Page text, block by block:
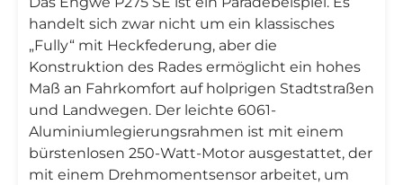
handelt sich zwar nicht um ein klassisches
„Fully“ mit Heckfederung, aber die
Konstruktion des Rades ermöglicht ein hohes
Maß an Fahrkomfort auf holprigen Stadtstraßen
und Landwegen. Der leichte 6061-
Aluminiumlegierungsrahmen ist mit einem
bürstenlosen 250-Watt-Motor ausgestattet, der
mit einem Drehmomentsensor arbeitet, um